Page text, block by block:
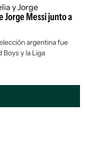
Jorge Messi junto a
argentina fue
y la Liga